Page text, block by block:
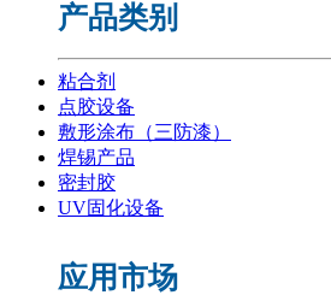
产品类别
粘合剂
点胶设备
敷形涂布（三防漆）
焊锡产品
密封胶
UV固化设备
应用市场